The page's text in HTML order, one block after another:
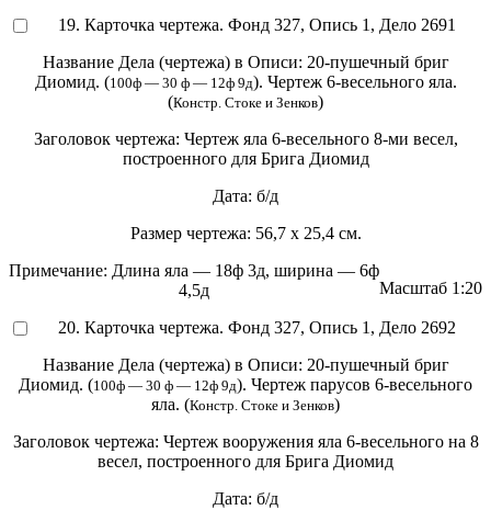
19. Карточка чертежа. Фонд 327, Опись 1, Дело 2691
Название Дела (чертежа) в Описи: 20-пушечный бриг
Диомид. (100ф — 30 ф — 12ф 9д). Чертеж 6-весельного яла.
(Констр. Стоке и Зенков)
Заголовок чертежа: Чертеж яла 6-весельного 8-ми весел,
построенного для Брига Диомид
Дата: б/д
Размер чертежа: 56,7 х 25,4 см.
Масштаб 1:20
Примечание: Длина яла — 18ф 3д, ширина — 6ф
4,5д
20. Карточка чертежа. Фонд 327, Опись 1, Дело 2692
Название Дела (чертежа) в Описи: 20-пушечный бриг
Диомид. (100ф — 30 ф — 12ф 9д). Чертеж парусов 6-весельного
яла. (Констр. Стоке и Зенков)
Заголовок чертежа: Чертеж вооружения яла 6-весельного на 8
весел, построенного для Брига Диомид
Дата: б/д